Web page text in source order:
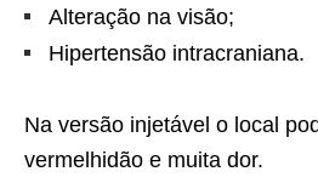
Alteração na visão;
Hipertensão intracraniana.
Na versão injetável o local
vermelhidão e muita dor.